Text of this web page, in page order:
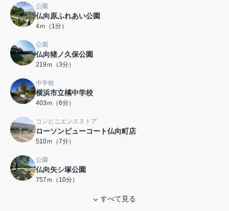
公園
仏向原ふれあい公園
4ｍ（1分）
公園
仏向猪ノ久保公園
219ｍ（3分）
中学校
横浜市立橘中学校
403ｍ（6分）
コンビニエンスストア
ローソンビューコート仏向町店
510ｍ（7分）
公園
仏向矢シ塚公園
757ｍ（10分）
すべて見る